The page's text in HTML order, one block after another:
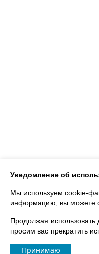
Уведомление об
Мы используем cookie-
информацию, вы можете
Продолжая
просим вас прекратить
Принимаю